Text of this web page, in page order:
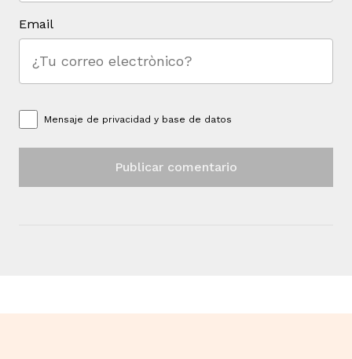
Email
Mensaje de privacidad y base de datos